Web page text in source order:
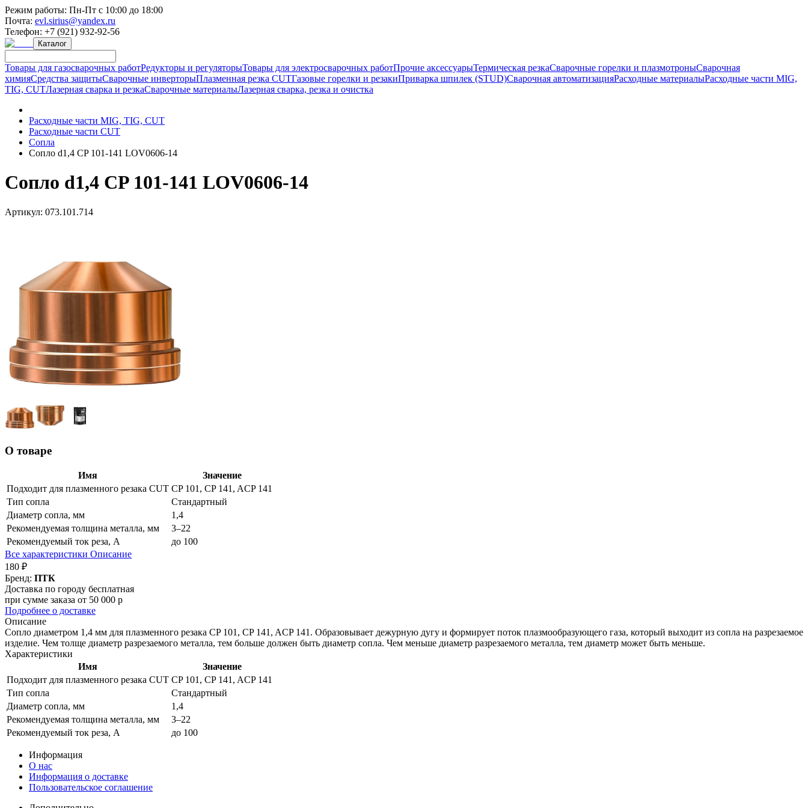
Режим работы: Пн-Пт с 10:00 до 18:00
Почта: evl.sirius@yandex.ru
Телефон: +7 (921) 932-92-56
Каталог
Товары для газосварочных работРедукторы и регуляторыТовары для электросварочных работПрочие аксессуарыТермическая резкаСварочные горелки и плазмотроныСварочная
химияСредства защитыСварочные инверторыПлазменная резка CUTГазовые горелки и резакиПриварка шпилек (STUD)Сварочная автоматизацияРасходные материалыРасходные части MIG,
TIG, CUTЛазерная сварка и резкаСварочные материалыЛазерная сварка, резка и очистка
Расходные части MIG, TIG, CUT
Расходные части CUT
Сопла
Сопло d1,4 CP 101-141 LOV0606-14
Сопло d1,4 CP 101-141 LOV0606-14
Артикул: 073.101.714
О товаре
Имя
Значение
Подходит для плазменного резака CUT CP 101, CP 141, ACP 141
Тип сопла
Стандартный
Диаметр сопла, мм
1,4
Рекомендуемая толщина металла, мм
3–22
Рекомендуемый ток реза, А
до 100
Все характеристики Описание
180 ₽
Бренд: ПТК
Доставка по городу бесплатная
при сумме заказа от 50 000 р
Подробнее о доставке
Описание
Сопло диаметром 1,4 мм для плазменного резака CP 101, CP 141, ACP 141. Образовывает дежурную дугу и формирует поток плазмообразующего газа, который выходит из сопла на разрезаемое
изделие. Чем толще диаметр разрезаемого металла, тем больше должен быть диаметр сопла. Чем меньше диаметр разрезаемого металла, тем диаметр может быть меньше.
Характеристики
Имя
Значение
Подходит для плазменного резака CUT CP 101, CP 141, ACP 141
Тип сопла
Стандартный
Диаметр сопла, мм
1,4
Рекомендуемая толщина металла, мм
3–22
Рекомендуемый ток реза, А
до 100
Информация
О нас
Информация о доставке
Пользовательское соглашение